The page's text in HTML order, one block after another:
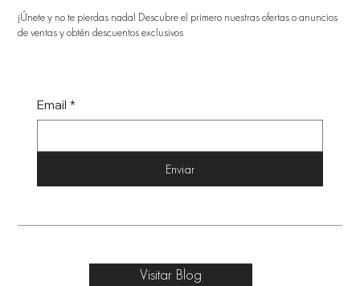
¡Únete y no te pierdas nada! Descubre el primero nuestras ofertas o anuncios
de ventas y obtén descuentos exclusivos
Email *
Enviar
Visitar Blog